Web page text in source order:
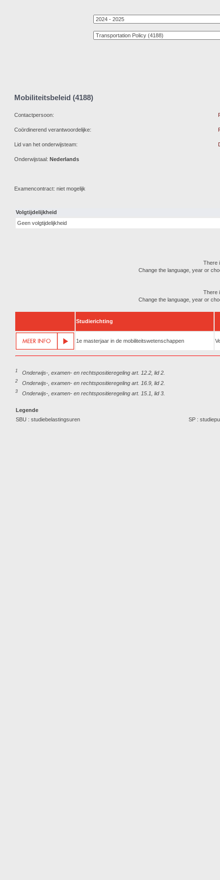
Mobiliteitsbeleid (4188)
Contactpersoon:
Coördinerend verantwoordelijke:
Lid van het onderwijsteam:
Onderwijstaal: Nederlands
Examencontract: niet mogelijk
Volgtijdelijkheid
Geen volgtijdelijkheid
There
Change the language, year or
There
Change the language, year or
Studierichting
1e masterjaar in de mobiliteitswetenschappen
1 Onderwijs-, examen- en rechtspositieregeling art. 12.2, lid 2.
2 Onderwijs-, examen- en rechtspositieregeling art. 16.9, lid 2.
3 Onderwijs-, examen- en rechtspositieregeling art. 15.1, lid 3.
Legende
SBU : studiebelastingsuren
SP :